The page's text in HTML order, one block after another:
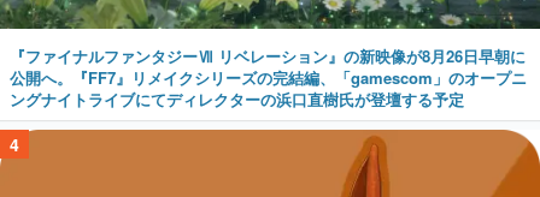
『ファイナルファンタジーⅦ リベレーション』の新映像が8月26日早朝に
公開へ。『FF7』リメイクシリーズの完結編、「gamescom」のオープニ
ングナイトライブにてディレクターの浜口直樹氏が登壇する予定
4